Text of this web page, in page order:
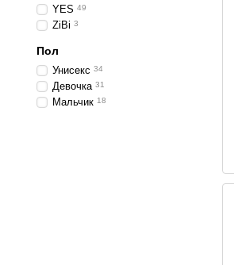
YES 49
ZiBi 3
Пол
Унисекс 34
Девочка 31
Мальчик 18